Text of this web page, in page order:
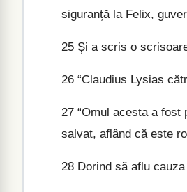
siguranță la Felix,
25 Și a scris o
26 “Claudius Lysias
27 “Omul acesta a
salvat, aflând că este
28 Dorind să aflu